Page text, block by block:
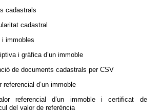
cadastrals
cadastral
i immobles
i gràfica d’un immoble
de documents cadastrals per CSV
referencial d’un immoble
referencial d’un immoble i certificat de
del valor de referència